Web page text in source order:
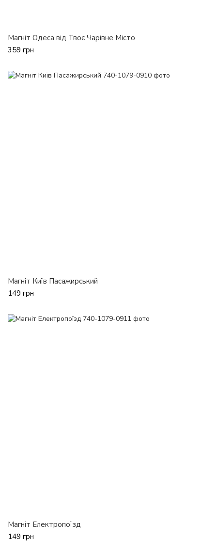
Магніт Одеса від Твоє Чарівне Місто
359 грн
Магніт Київ Пасажирський
149 грн
Магніт Електропоїзд
149 грн